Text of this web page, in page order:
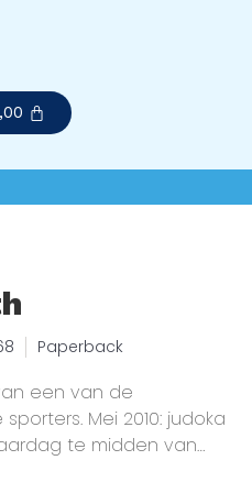
Paperback
een van de
Mei 2010: judoka
te midden van